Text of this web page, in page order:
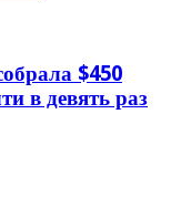
$450
в девять раз